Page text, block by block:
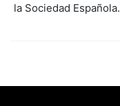
la Sociedad Española.